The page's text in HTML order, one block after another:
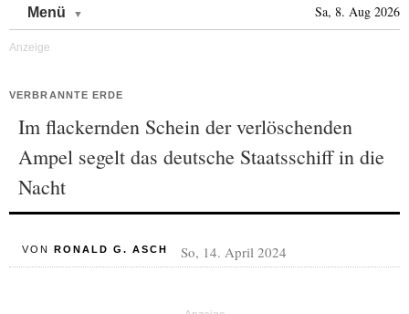
Menü Sa, 8. Aug 2026
VERBRANNTE ERDE
Im flackernden Schein der verlöschenden
Ampel segelt das deutsche Staatsschiff in die
Nacht
VON RONALD G. ASCH So, 14. April 2024